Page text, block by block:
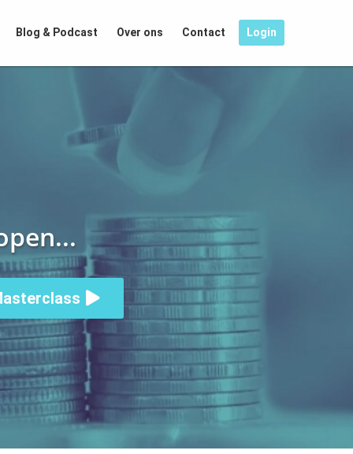
Blog & Podcast Over ons Contact Login